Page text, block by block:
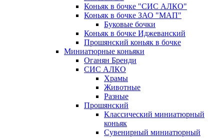
Коньяк в бочке "СИС АЛКО"
Коньяк в бочке ЗАО "МАП"
Буковые бочки
Коньяк в бочке Иджеванский
Прошянский коньяк в бочке
Миниатюрные коньяки
Оганян Бренди
СИС АЛКО
Храмы
Животные
Разные
Прошянский
Классический миниатюрный
коньяк
Сувенирный миниатюрный